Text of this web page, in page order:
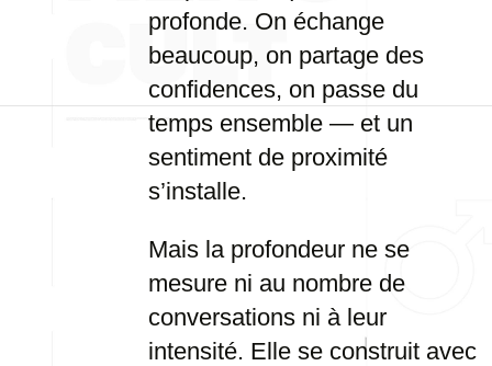
profonde. On échange
beaucoup, on partage des
confidences, on passe du
temps ensemble — et un
sentiment de proximité
s’installe.
Mais la profondeur ne se
mesure ni au nombre de
conversations ni à leur
intensité. Elle se construit avec